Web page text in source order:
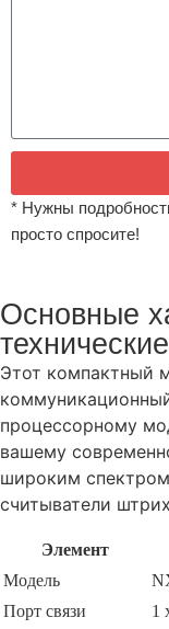
* Нужны
просто спросите!
Основные
Этот компактный
процессорному
вашему
широким
считыватели
Элемент
Модель
Порт связи
1